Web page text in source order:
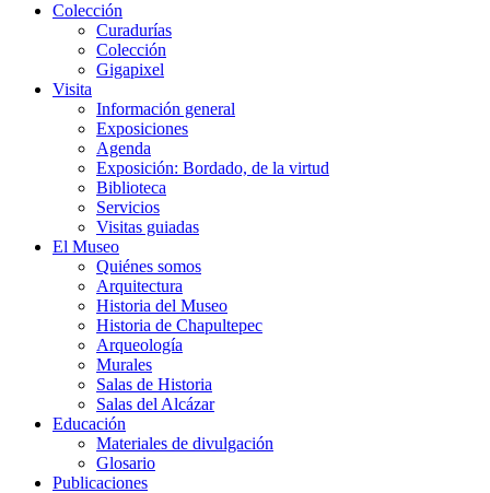
Colección
Curadurías
Colección
Gigapixel
Visita
Información general
Exposiciones
Agenda
Exposición: Bordado, de la virtud
Biblioteca
Servicios
Visitas guiadas
El Museo
Quiénes somos
Arquitectura
Historia del Museo
Historia de Chapultepec
Arqueología
Murales
Salas de Historia
Salas del Alcázar
Educación
Materiales de divulgación
Glosario
Publicaciones